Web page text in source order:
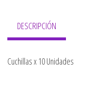
DESCRIPCIÓN
Cuchillas x 10 Unidades